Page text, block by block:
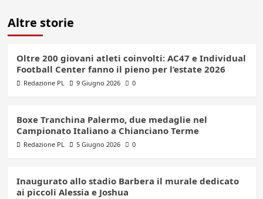
Altre storie
Oltre 200 giovani atleti coinvolti: AC47 e Individual
Football Center fanno il pieno per l’estate 2026
Redazione PL 9 Giugno 2026 0
Boxe Tranchina Palermo, due medaglie nel
Campionato Italiano a Chianciano Terme
Redazione PL 5 Giugno 2026 0
Inaugurato allo stadio Barbera il murale dedicato
ai piccoli Alessia e Joshua